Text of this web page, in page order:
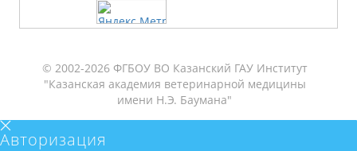
© 2002-2026 ФГБОУ ВО Казанский ГАУ Институт
"Казанская академия ветеринарной медицины
имени Н.Э. Баумана"
Авторизация